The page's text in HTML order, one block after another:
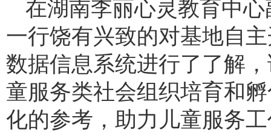
在湖南李丽心灵教育中
一行饶有兴致的对基地自
数据信息系统进行了了解
童服务类社会组织培育和
化的参考，助力儿童服务